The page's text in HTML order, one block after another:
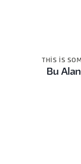
THIS IS
Bu